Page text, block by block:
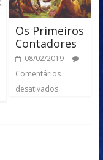
Os Primeiros
Contadores
08/02/2019
Comentários
desativados